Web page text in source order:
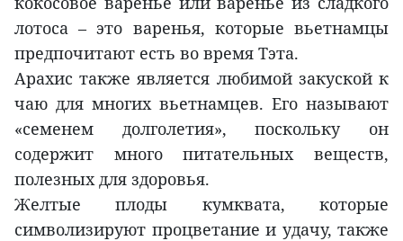
лотоса – это варенья, которые вьетнамцы
предпочитают есть во время Тэта.
Арахис также является любимой закуской к
чаю для многих вьетнамцев. Его называют
«семенем долголетия», поскольку он
содержит много питательных веществ,
полезных для здоровья.
Желтые плоды кумквата, которые
символизируют процветание и удачу, также